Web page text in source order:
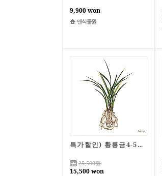
9,900 won
앤식물원
특가할인) 황룡금4-5촉/난/동양란/화분/나라아트
25,500원
15,500 won